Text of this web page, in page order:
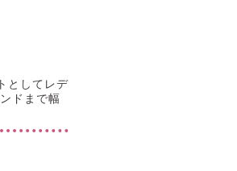
としてレデ
ドまで幅